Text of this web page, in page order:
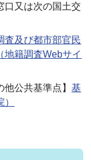
口又は次の国土交
査及び都市部官民
地籍調査Webサイ
他公共基準点】基